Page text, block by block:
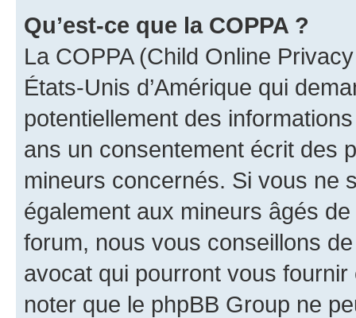
Qu’est-ce que la COPPA ?
La COPPA (Child Online
États-Unis d’Amérique qui
potentiellement des
ans un consentement écrit des
mineurs concernés. Si vous ne
également aux mineurs âgés
forum, nous vous conseillons
avocat qui pourront vous
noter que le phpBB Group ne